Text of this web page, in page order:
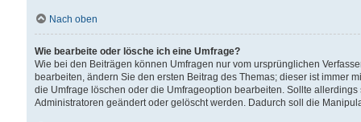
Nach oben
Wie bearbeite oder lösche ich eine Umfrage?
Wie bei den Beiträgen können Umfragen nur vom ursprünglichen
bearbeiten, ändern Sie den ersten Beitrag des Themas; dieser ist immer
die Umfrage löschen oder die Umfrageoption bearbeiten. Sollte
Administratoren geändert oder gelöscht werden. Dadurch soll die